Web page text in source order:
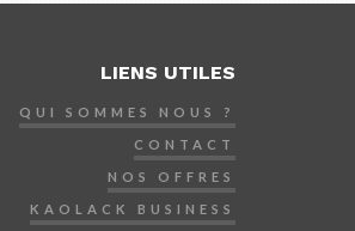
LIENS UTILES
QUI SOMMES NOUS ?
CONTACT
NOS OFFRES
KAOLACK BUSINESS